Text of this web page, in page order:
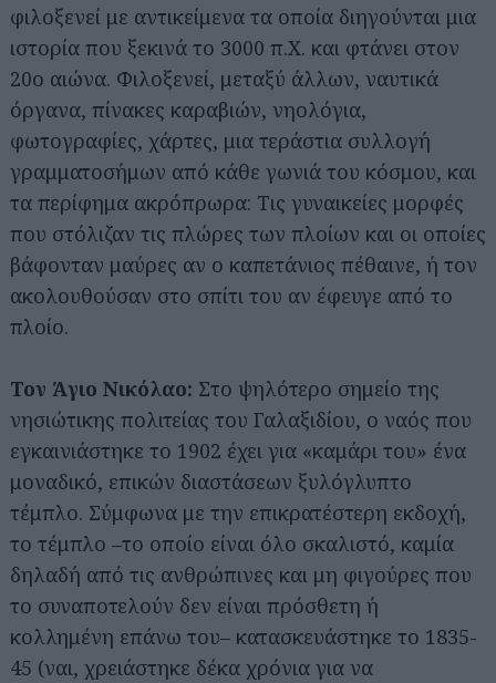
φιλοξενεί με αντικείμενα τα οποία διηγούνται μια
ιστορία που ξεκινά το 3000 π.Χ. και φτάνει στον
20ο αιώνα. Φιλοξενεί, μεταξύ άλλων, ναυτικά
όργανα, πίνακες καραβιών, νηολόγια,
φωτογραφίες, χάρτες, μια τεράστια συλλογή
γραμματοσήμων από κάθε γωνιά του κόσμου, και
τα περίφημα ακρόπρωρα: Τις γυναικείες μορφές
που στόλιζαν τις πλώρες των πλοίων και οι οποίες
βάφονταν μαύρες αν ο καπετάνιος πέθαινε, ή τον
ακολουθούσαν στο σπίτι του αν έφευγε από το
πλοίο.
Τον Άγιο Νικόλαο: Στο ψηλότερο σημείο της
νησιώτικης πολιτείας του Γαλαξιδίου, ο ναός που
εγκαινιάστηκε το 1902 έχει για «καμάρι του» ένα
μοναδικό, επικών διαστάσεων ξυλόγλυπτο
τέμπλο. Σύμφωνα με την επικρατέστερη εκδοχή,
το τέμπλο –το οποίο είναι όλο σκαλιστό, καμία
δηλαδή από τις ανθρώπινες και μη φιγούρες που
το συναποτελούν δεν είναι πρόσθετη ή
κολλημένη επάνω του– κατασκευάστηκε το 1835-
45 (ναι, χρειάστηκε δέκα χρόνια για να